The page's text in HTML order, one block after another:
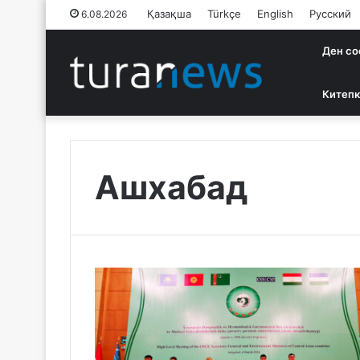
6.08.2026 Қазақша Türkçe English Русский
Ден
Ашхабад